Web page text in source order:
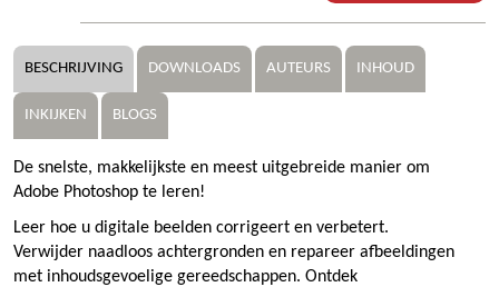
BESCHRIJVING DOWNLOADS AUTEURS INHOUD
INKIJKEN BLOGS
De snelste, makkelijkste en meest uitgebreide manier om
Adobe Photoshop te leren!
Leer hoe u digitale beelden corrigeert en verbetert.
Verwijder naadloos achtergronden en repareer afbeeldingen
met inhoudsgevoelige gereedschappen. Ontdek